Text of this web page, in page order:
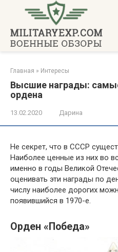
контенту
Главная » Интересы
Высшие награды:
ордена
13.02.2020 Дарина
Не секрет, что в СССР
Наиболее ценные из них во
именно в годы Великой
оценивать эти награды по
числу наиболее дорогих
появившийся в 1970-е.
Орден «Победа»